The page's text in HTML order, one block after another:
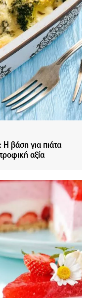
βάση για πιάτα
αξία